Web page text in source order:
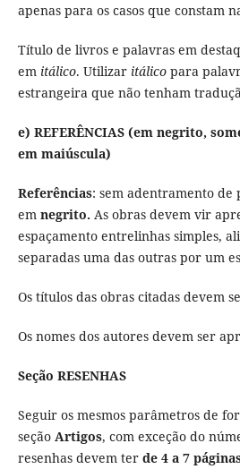
apenas para os casos que constam
Título de livros e palavras em
em itálico. Utilizar itálico para
estrangeira que não tenham
e) REFERÊNCIAS (em negrito,
em maiúscula)
Referências: sem adentramento de
em negrito. As obras devem vir
espaçamento entrelinhas simples,
separadas uma das outras por um
Os títulos das obras citadas devem
Os nomes dos autores devem ser
Seção RESENHAS
Seguir os mesmos parâmetros de
seção Artigos, com exceção do
resenhas devem ter de 4 a 7